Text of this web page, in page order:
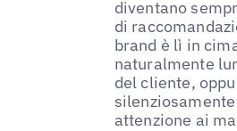
diventano
di
brand è lì in
naturalmente
del cliente,
silenziosamente
attenzione ai